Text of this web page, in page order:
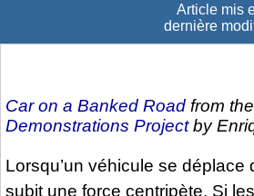
Article mis
dernière
Car on a Banked Road from the
Demonstrations Projectby
Lorsqu’un véhicule se déplace
subit une force centripète. Si